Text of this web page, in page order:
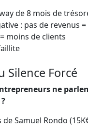
de 8 mois de
: pas de revenus
moins de clients
Silence Forcé
ne
de Samuel Rondo